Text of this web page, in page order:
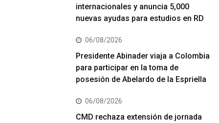
internacionales y anuncia 5,000
nuevas ayudas para estudios en RD
06/08/2026
Presidente Abinader viaja a Colombia
para participar en la toma de
posesión de Abelardo de la Espriella
06/08/2026
CMD rechaza extensión de jornada